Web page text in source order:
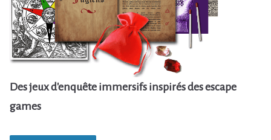
Des jeux d'enquête immersifs inspirés des escape
games